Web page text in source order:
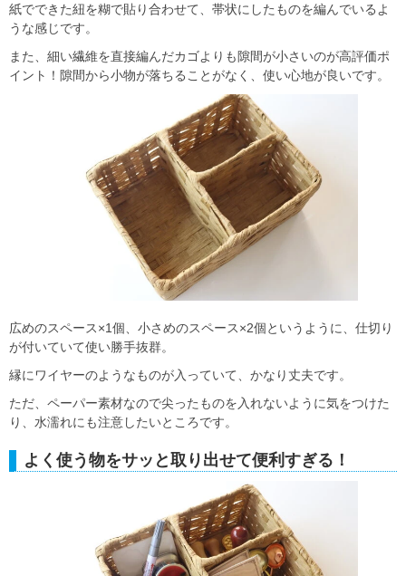
紙でできた紐を糊で貼り合わせて、帯状にしたものを編んでいるよ
うな感じです。
また、細い繊維を直接編んだカゴよりも隙間が小さいのが高評価ポ
イント！隙間から小物が落ちることがなく、使い心地が良いです。
広めのスペース×1個、小さめのスペース×2個というように、仕切り
が付いていて使い勝手抜群。
縁にワイヤーのようなものが入っていて、かなり丈夫です。
ただ、ペーパー素材なので尖ったものを入れないように気をつけた
り、水濡れにも注意したいところです。
よく使う物をサッと取り出せて便利すぎる！